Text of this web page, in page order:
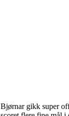
Bjørnar gikk super